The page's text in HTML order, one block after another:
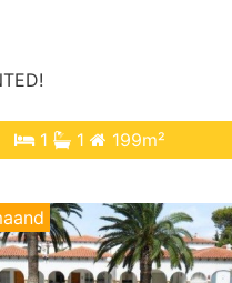
1 1 199m²